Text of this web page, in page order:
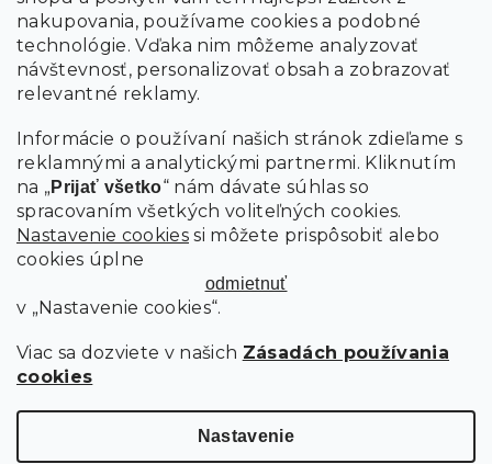
nakupovania, používame cookies a podobné
technológie. Vďaka nim môžeme analyzovať
návštevnosť, personalizovať obsah a zobrazovať
relevantné reklamy.
Informácie o používaní našich stránok zdieľame s
reklamnými a analytickými partnermi. Kliknutím
na „Prijať všetko“ nám dávate súhlas so
spracovaním všetkých voliteľných cookies.
Nastavenie cookies si môžete prispôsobiť alebo
cookies úplne
odmietnuť
v „Nastavenie cookies“.
Viac sa dozviete v našich Zásadách používania
cookies
Nastavenie
osobných údajov
PRIHLÁSIŤ SA